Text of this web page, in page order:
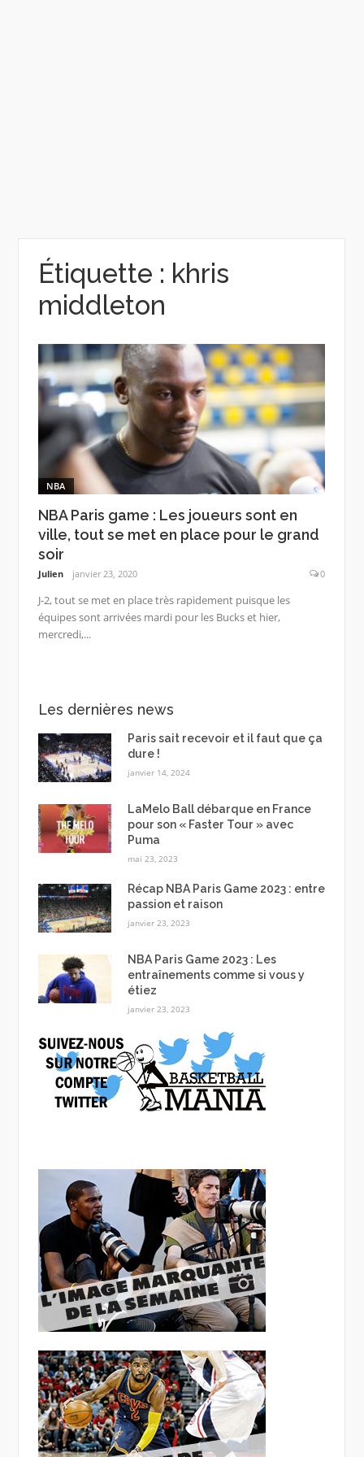
Étiquette : khris
middleton
NBA
NBA Paris game : Les joueurs sont en
ville, tout se met en place pour le grand
soir
Julien janvier 23, 2020 0
J-2, tout se met en place très rapidement puisque les
équipes sont arrivées mardi pour les Bucks et hier,
mercredi,...
Les dernières news
Paris sait recevoir et il faut que ça
dure !
janvier 14, 2024
LaMelo Ball débarque en France
pour son « Faster Tour » avec
Puma
mai 23, 2023
Récap NBA Paris Game 2023 : entre
passion et raison
janvier 23, 2023
NBA Paris Game 2023 : Les
entraînements comme si vous y
étiez
janvier 23, 2023